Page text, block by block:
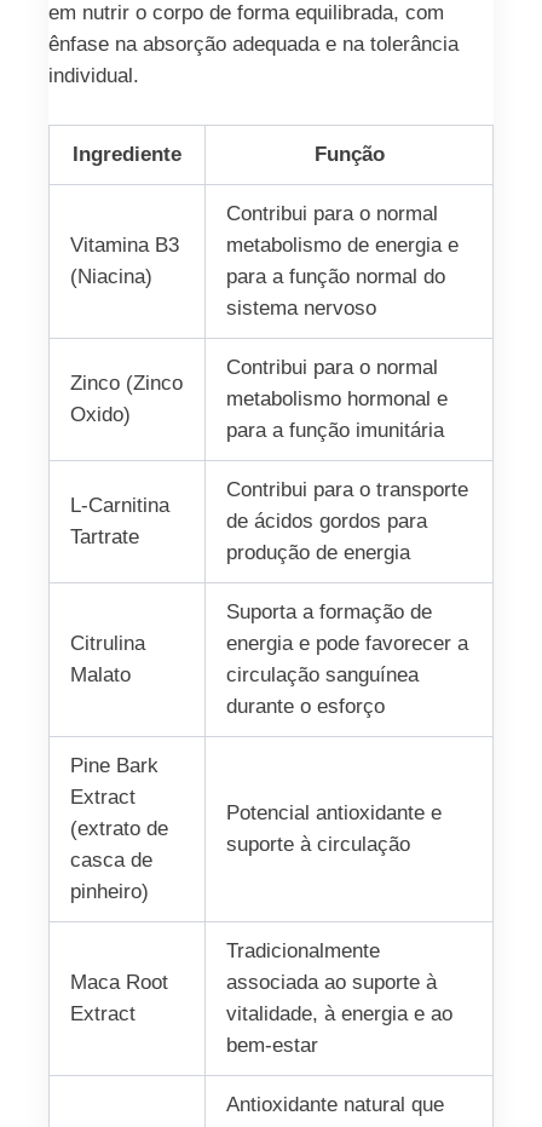
em nutrir o corpo de forma equilibrada, com
ênfase na absorção adequada e na tolerância
individual.
Ingrediente Função
Vitamina B3
(Niacina)
Contribui para o normal
metabolismo de energia e
para a função normal do
sistema nervoso
Zinco (Zinco
Oxido)
Contribui para o normal
metabolismo hormonal e
para a função imunitária
L‑Carnitina
Tartrate
Contribui para o transporte
de ácidos gordos para
produção de energia
Citrulina
Malato
Suporta a formação de
energia e pode favorecer a
circulação sanguínea
durante o esforço
Pine Bark
Extract
(extrato de
casca de
pinheiro)
Potencial antioxidante e
suporte à circulação
Maca Root
Extract
Tradicionalmente
associada ao suporte à
vitalidade, à energia e ao
bem‑estar
Antioxidante natural que